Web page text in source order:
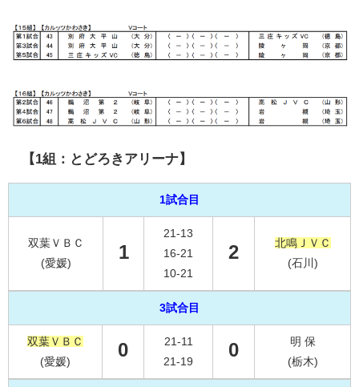
【1組：とどろきアリーナ】
1試合目
双葉ＶＢＣ
(愛媛)
1
21-13
16-21
10-21
2
北鳴ＪＶＣ
(石川)
3試合目
双葉ＶＢＣ
(愛媛)
0
21-11
21-19
0
明 保
(栃木)